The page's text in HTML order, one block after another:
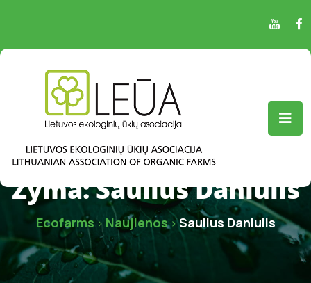
Žyma:Saulius Daniulis
Ecofarms> Naujienos>Saulius Daniulis